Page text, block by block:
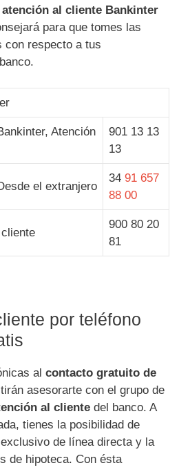
atención al cliente Bankinter
para que tomes las
con respecto a tus
Atención
901 13 13
13
el extranjero
34 91 657
88 00
900 80 20
81
por teléfono
al contacto gratuito de
asesorarte con el grupo de
al cliente del banco. A
tienes la posibilidad de
de línea directa y la
de hipoteca. Con ésta